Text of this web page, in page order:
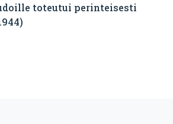
toteutui perinteisesti